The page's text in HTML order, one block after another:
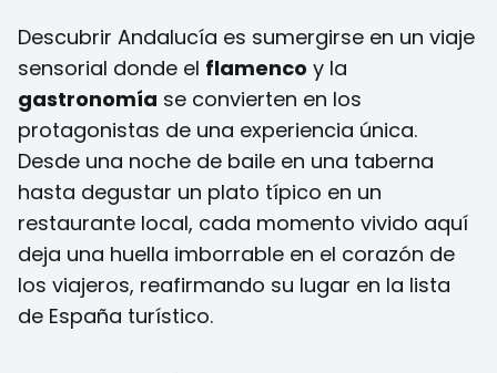
Descubrir Andalucía es sumergirse en un viaje
sensorial donde el flamenco y la
gastronomía se convierten en los
protagonistas de una experiencia única.
Desde una noche de baile en una taberna
hasta degustar un plato típico en un
restaurante local, cada momento vivido aquí
deja una huella imborrable en el corazón de
los viajeros, reafirmando su lugar en la lista
de España turístico.